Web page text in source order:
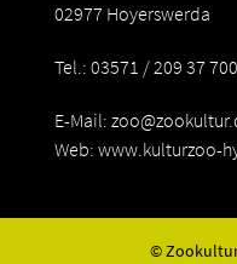
02977 Hoyerswerda
Tel.: 03571 / 209 37 700
E-Mail:
Web: www.kulturzoo-
© Zookultur